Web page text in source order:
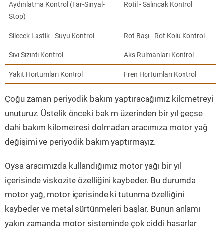
Aydınlatma Kontrol (Far-Sinyal-
Stop)
Rotil - Salıncak Kontrol
Silecek Lastik - Suyu Kontrol Rot Başı - Rot Kolu Kontrol
Sıvı Sızıntı Kontrol Aks Rulmanları Kontrol
Yakıt Hortumları Kontrol Fren Hortumları Kontrol
Çoğu zaman periyodik bakım yaptıracağımız kilometreyi
unuturuz. Üstelik önceki bakım üzerinden bir yıl geçse
dahi bakım kilometresi dolmadan aracımıza motor yağ
değişimi ve periyodik bakım yaptırmayız.
Oysa aracımızda kullandığımız motor yağı bir yıl
içerisinde viskozite özelliğini kaybeder. Bu durumda
motor yağ, motor içerisinde ki tutunma özelliğini
kaybeder ve metal sürtünmeleri başlar. Bunun anlamı
yakın zamanda motor sisteminde çok ciddi hasarlar